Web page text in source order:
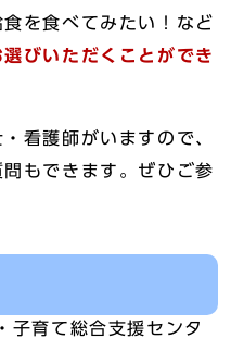
を食べてみたい！など
びいただくことができ
看護師がいますので、
もできます。ぜひご参
育て総合支援センタ